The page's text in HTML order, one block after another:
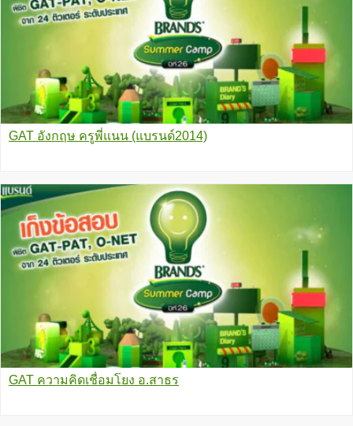
GAT อังกฤษ ครูพี่แนน (แบรนด์2014)
GAT ความคิดเชื่อมโยง อ.สาธร